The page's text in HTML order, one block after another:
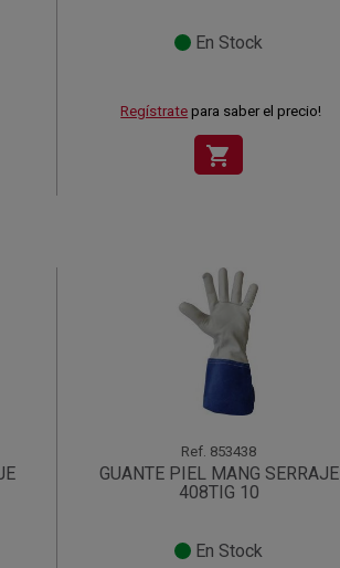
En Stock
Regístrate para saber el precio!
shopping_cart
Ref. 853438
GUANTE PIEL MANG SERRAJE
408TIG 10
En Stock